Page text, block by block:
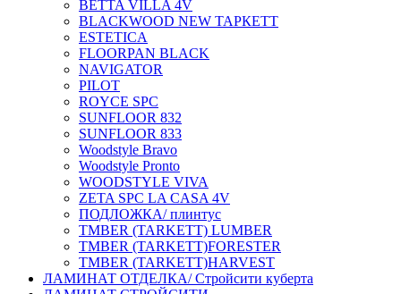
BETTA VILLA 4V
BLACKWOOD NEW ТАРКЕТТ
ESTETICA
FLOORPAN BLACK
NAVIGATOR
PILOT
ROYCE SPC
SUNFLOOR 832
SUNFLOOR 833
Woodstyle Bravo
Woodstyle Pronto
WOODSTYLE VIVA
ZETA SPC LA CASA 4V
ПОДЛОЖКА/ плинтус
ТMBER (TARKETT) LUMBER
ТMBER (TARKETT)FORESTER
ТMBER (TARKETT)HARVEST
ЛАМИНАТ ОТДЕЛКА/ Стройсити куберта